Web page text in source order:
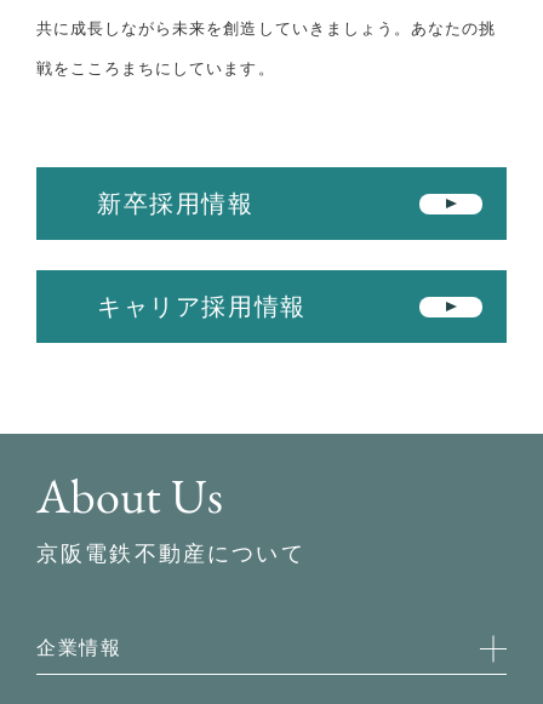
共に成長しながら未来を創造していきましょう。あなたの挑
戦をこころまちにしています。
新卒採用情報
キャリア採用情報
About Us
京阪電鉄不動産について
企業情報